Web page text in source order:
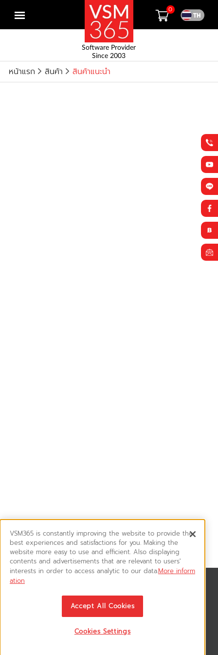
Open
Software Provider
Since 2003
0
หน้าแรก สินค้า สินค้าแนะนำ
สมัครรับข่าวสาร
ติดตามอัพเดทข่าวสาร, โปรโมชั่น, สินค้าราคาพิเศษ ได้ก่อนใคร
VSM365 is constantly improving the website to provide the
best experiences and satisfactions for you. Making the
website more easy to use and efficient. Also displaying
contents and advertisements that are relevant to users'
interests in order to access analytic to our data.More inform
ation
Accept All Cookies
Cookies Settings